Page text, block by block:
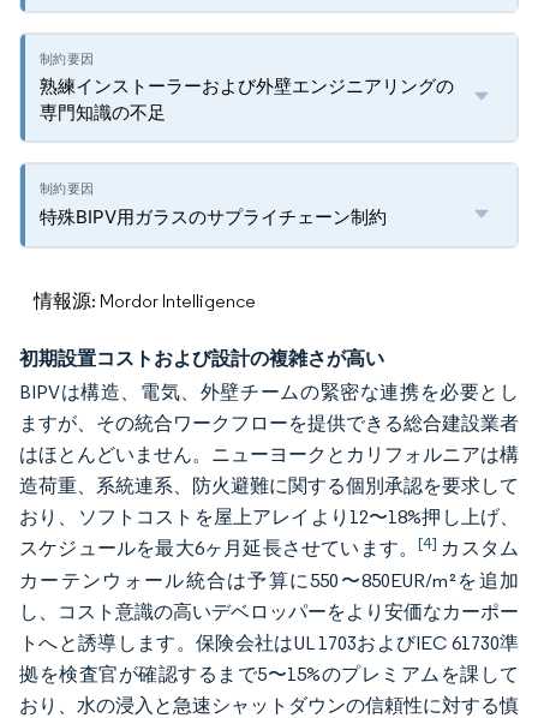
熟練インストーラーおよび外壁エンジニアリングの
専門知識の不足
特殊BIPV用ガラスのサプライチェーン制約
情報源: Mordor Intelligence
初期設置コストおよび設計の複雑さが高い
BIPVは構造、電気、外壁チームの緊密な連携を必要とし
ますが、その統合ワークフローを提供できる総合建設業者
はほとんどいません。ニューヨークとカリフォルニアは構
造荷重、系統連系、防火避難に関する個別承認を要求して
おり、ソフトコストを屋上アレイより12〜18%押し上げ、
スケジュールを最大6ヶ月延長させています。[4] カスタム
カーテンウォール統合は予算に550〜850EUR/m²を追加
し、コスト意識の高いデベロッパーをより安価なカーポー
トへと誘導します。保険会社はUL 1703およびIEC 61730準
拠を検査官が確認するまで5〜15%のプレミアムを課して
おり、水の浸入と急速シャットダウンの信頼性に対する慎